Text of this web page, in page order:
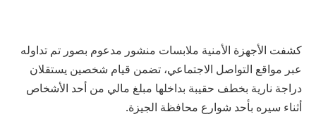
كشفت الأجهزة الأمنية ملابسات منشور مدعوم بصور تم تداوله
عبر مواقع التواصل الاجتماعي، تضمن قيام شخصين يستقلان
دراجة نارية بخطف حقيبة بداخلها مبلغ مالي من أحد الأشخاص
أثناء سيره بأحد شوارع محافظة الجيزة.